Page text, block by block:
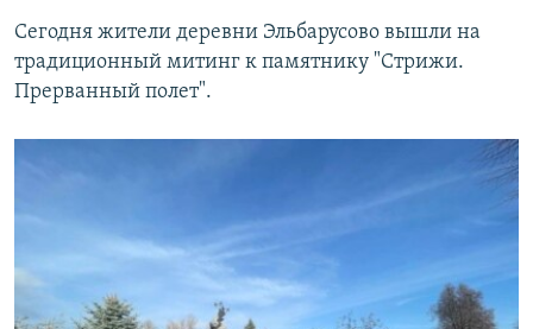
Сегодня жители деревни Эльбарусово вышли на
традиционный митинг к памятнику "Стрижи.
Прерванный полет".